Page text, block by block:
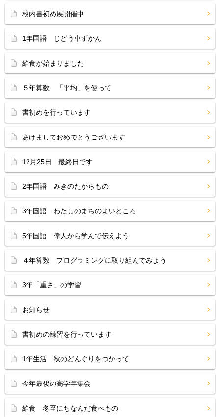
校内書初め展開催中
1年国語 じどう車ずかん
給食が始まりました
５年算数 「平均」を使って
書初めを行っています
あけましておめでとうございます
12月25日 最終日です
2年国語 みきのたからもの
3年国語 わたしのまちのよいところ
5年国語 偉人から学んで伝えよう
４年算数 プログラミングに取り組んでみよう
3年「重さ」の学習
お知らせ
書初めの練習を行っています
1年生活 秋のどんぐりをつかって
今年最後の高学年集会
給食 冬至にちなんだ食べもの